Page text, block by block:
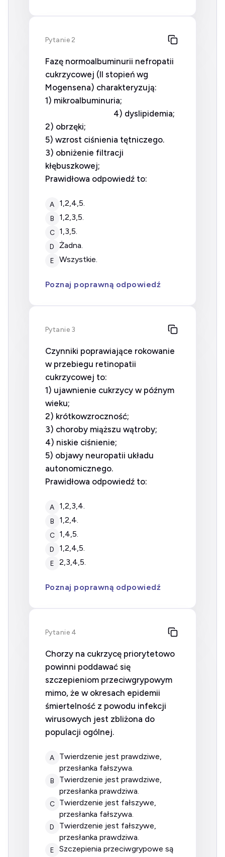
Pytanie 2
Fazę normoalbuminurii nefropatii
cukrzycowej (II stopień wg
Mogensena) charakteryzują:
1) mikroalbuminuria;
4) dyslipidemia;
2) obrzęki;
5) wzrost ciśnienia tętniczego.
3) obniżenie filtracji
kłębuszkowej;
Prawidłowa odpowiedź to:
A 1,2,4,5.
B 1,2,3,5.
C 1,3,5.
D żadna.
E wszystkie.
Poznaj poprawną odpowiedź
Pytanie 3
Czynniki poprawiające rokowanie
w przebiegu retinopatii
cukrzycowej to:
1) ujawnienie cukrzycy w późnym
wieku;
2) krótkowzroczność;
3) choroby miąższu wątroby;
4) niskie ciśnienie;
5) objawy neuropatii układu
autonomicznego.
Prawidłowa odpowiedź to:
A 1,2,3,4.
B 1,2,4.
C 1,4,5.
D 1,2,4,5.
E 2,3,4,5.
Poznaj poprawną odpowiedź
Pytanie 4
Chorzy na cukrzycę priorytetowo
powinni poddawać się
szczepieniom przeciwgrypowym
mimo, że w okresach epidemii
śmiertelność z powodu infekcji
wirusowych jest zbliżona do
populacji ogólnej.
A
twierdzenie jest prawdziwe,
przesłanka fałszywa.
B
twierdzenie jest prawdziwe,
przesłanka prawdziwa.
C
twierdzenie jest fałszywe,
przesłanka fałszywa.
D
twierdzenie jest fałszywe,
przesłanka prawdziwa.
E
szczepienia przeciwgrypowe są